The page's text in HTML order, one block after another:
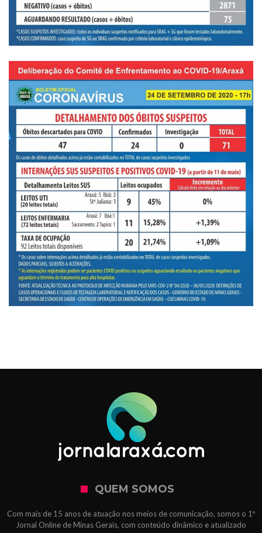
QUEM SOMOS
Com mais de 15 anos de atuação nos meios de comunicação, somos o 1º
Jornal Online de Minas Gerais, com conteúdo dinâmico e atualizado